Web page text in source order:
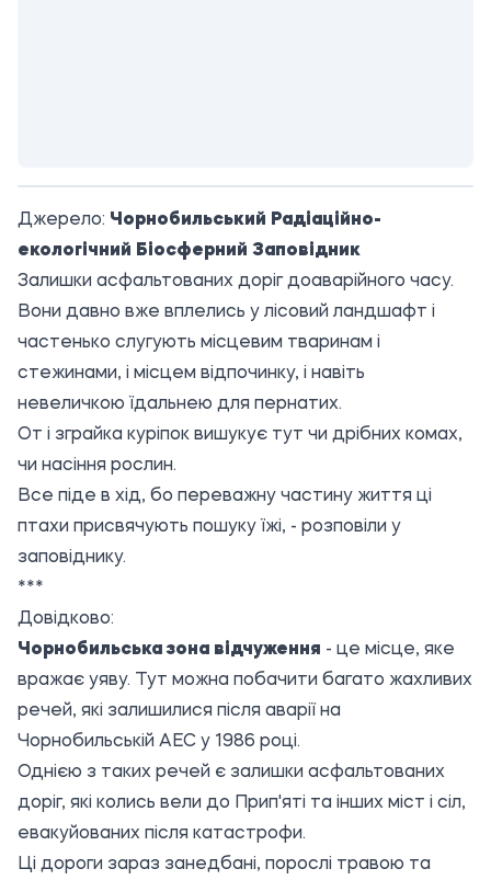
Джерело: Чорнобильський Радіаційно-
екологічний Біосферний Заповідник
Залишки асфальтованих доріг доаварійного часу.
Вони давно вже вплелись у лісовий ландшафт і
частенько слугують місцевим тваринам і
стежинами, і місцем відпочинку, і навіть
невеличкою їдальнею для пернатих.
От і зграйка куріпок вишукує тут чи дрібних комах,
чи насіння рослин.
Все піде в хід, бо переважну частину життя ці
птахи присвячують пошуку їжі, - розповіли у
заповіднику.
***
Довідково:
Чорнобильська зона відчуження - це місце, яке
вражає уяву. Тут можна побачити багато жахливих
речей, які залишилися після аварії на
Чорнобильській АЕС у 1986 році.
Однією з таких речей є залишки асфальтованих
доріг, які колись вели до Прип'яті та інших міст і сіл,
евакуйованих після катастрофи.
Ці дороги зараз занедбані, порослі травою та